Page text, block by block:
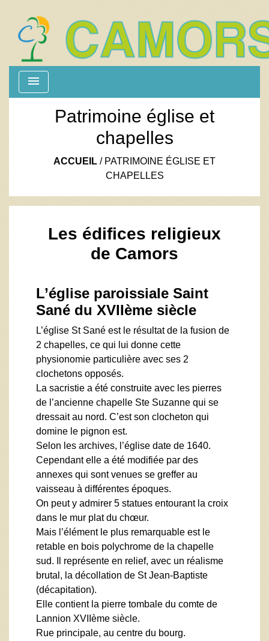
menu
Patrimoine église et
chapelles
ACCUEIL / PATRIMOINE ÉGLISE ET
CHAPELLES
Les édifices religieux
de Camors
L’église paroissiale Saint
Sané du XVIIème siècle
L’église St Sané est le résultat de la fusion de
2 chapelles, ce qui lui donne cette
physionomie particulière avec ses 2
clochetons opposés.
La sacristie a été construite avec les pierres
de l’ancienne chapelle Ste Suzanne qui se
dressait au nord. C’est son clocheton qui
domine le pignon est.
Selon les archives, l’église date de 1640.
Cependant elle a été modifiée par des
annexes qui sont venues se greffer au
vaisseau à différentes époques.
On peut y admirer 5 statues entourant la croix
dans le mur plat du chœur.
Mais l’élément le plus remarquable est le
retable en bois polychrome de la chapelle
sud. Il représente en relief, avec un réalisme
brutal, la décollation de St Jean-Baptiste
(décapitation).
Elle contient la pierre tombale du comte de
Lannion XVIIème siècle.
Rue principale, au centre du bourg.